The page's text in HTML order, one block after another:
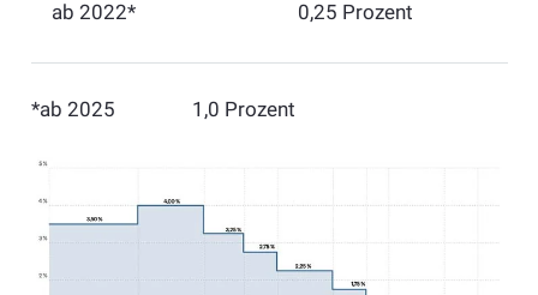
​ab 2022* ​0,25 Prozent
*ab 2025 1,0 Prozent